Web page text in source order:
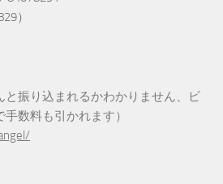
）
と振り込まれるかわかりません、ビ
数料も引かれます）